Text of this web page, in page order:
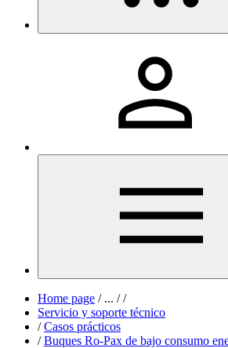
Home page /... / /
Servicio y soporte técnico
/ Casos prácticos
/ Buques Ro-Pax de bajo consumo